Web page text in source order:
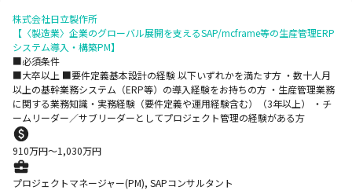
株式会社日立製作所
【〈製造業〉企業のグローバル展開を支えるSAP/mcframe等の生産管理ERP
システム導入・構築PM】
■必須条件
■大卒以上 ■要件定義基本設計の経験 以下いずれかを満たす方 ・数十人月
以上の基幹業務システム（ERP等）の導入経験をお持ちの方 ・生産管理業務
に関する業務知識・実務経験（要件定義や運用経験含む）（3年以上） ・チ
ームリーダー／サブリーダーとしてプロジェクト管理の経験がある方
910万円〜1,030万円
プロジェクトマネージャー(PM), SAPコンサルタント